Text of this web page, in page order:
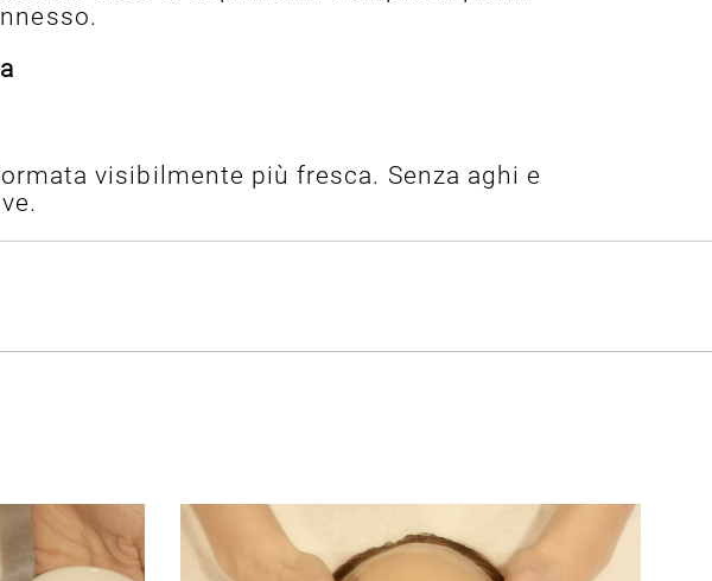
visibilmente più fresca. Senza aghi e